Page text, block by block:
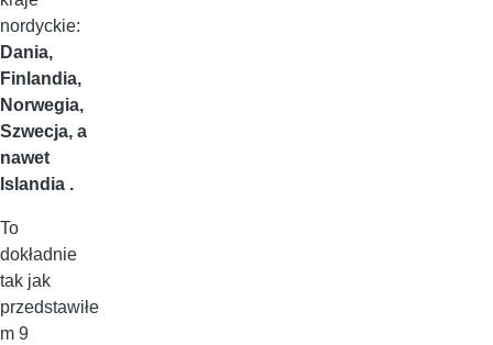
nordyckie:
Dania,
Finlandia,
Norwegia,
Szwecja, a
nawet
Islandia .
To
dokładnie
tak jak
przedstawiłe
m 9